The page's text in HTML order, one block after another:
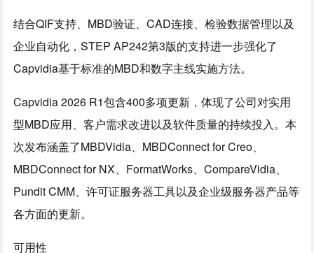
结合QIF支持、MBD验证、CAD连接、检验数据管理以及
企业自动化，STEP AP242第3版的支持进一步强化了
Capvidia基于标准的MBD和数字主线实施方法。
Capvidia 2026 R1包含400多项更新，体现了公司对实用
型MBD应用、客户需求改进以及软件质量的持续投入。本
次发布涵盖了MBDVidia、MBDConnect for Creo、
MBDConnect for NX、FormatWorks、CompareVidia、
Pundit CMM、许可证服务器工具以及企业级服务器产品等
各方面的更新。
可用性